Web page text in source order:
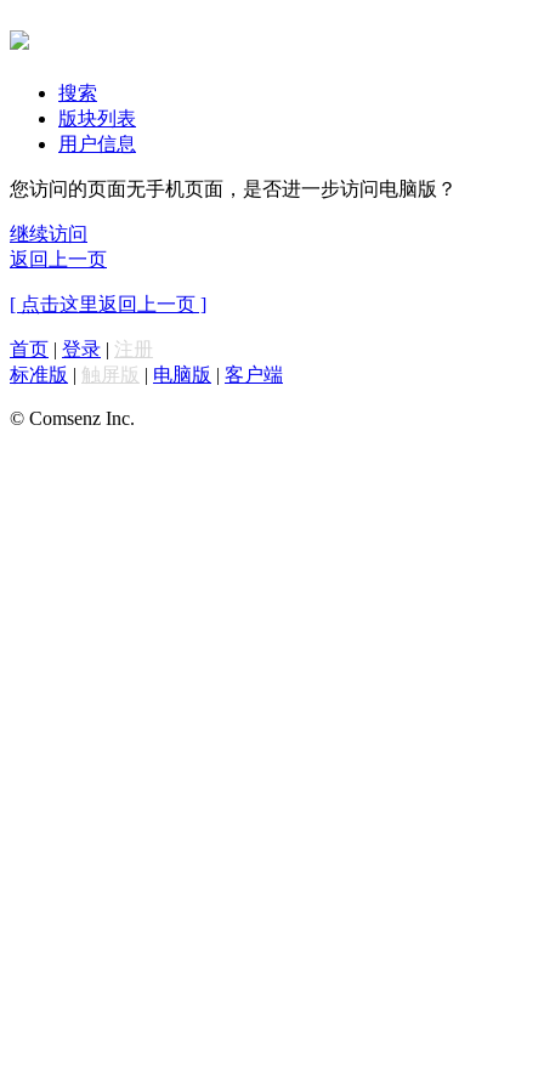
搜索
版块列表
用户信息
您访问的页面无手机页面，是否进一步访问电脑版？
继续访问
返回上一页
[ 点击这里返回上一页 ]
首页 | 登录 | 注册
标准版 | 触屏版 | 电脑版 | 客户端
© Comsenz Inc.